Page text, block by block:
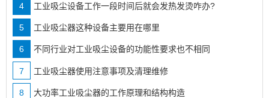
4 工业吸尘设备工作一段时间后就会发热发烫咋办?
5 工业吸尘器这种设备主要用在哪里
6 不同行业对工业吸尘设备的功能性要求也不相同
7 工业吸尘器使用注意事项及清理维修
8 大功率工业吸尘器的工作原理和结构构造